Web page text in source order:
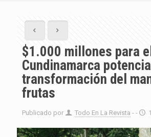
$1.000 millones para
Cundinamarca
transformación del
frutas
Publicado por Todo En La Revista - -